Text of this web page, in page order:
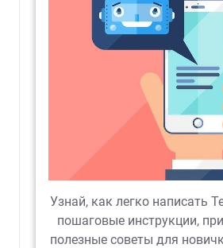
Узнай, как легко написать
пошаговые инструкции,
полезные советы для